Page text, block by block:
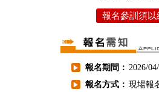
報名參訓須
▶ 報名期間： 2026/
▶ 報名方式： 現場報